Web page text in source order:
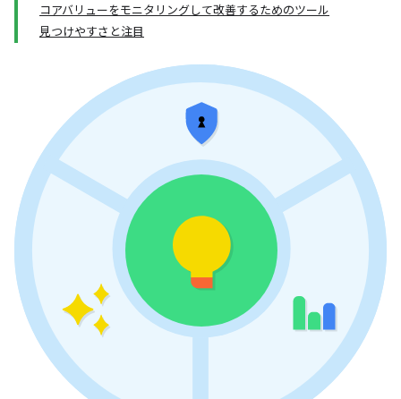
コアバリューをモニタリングして改善するためのツール
見つけやすさと注目